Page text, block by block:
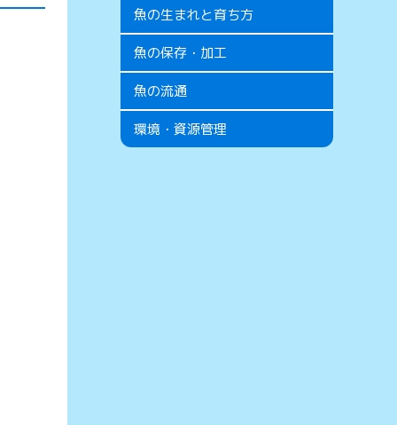
魚の生まれと育ち方
魚の保存・加工
魚の流通
環境・資源管理